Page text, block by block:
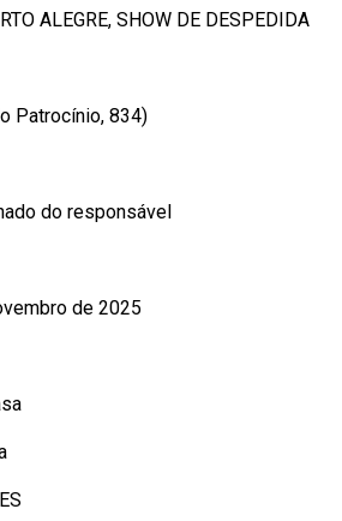
ALEGRE, SHOW DE DESPEDIDA
Patrocínio, 834)
do responsável
de 2025